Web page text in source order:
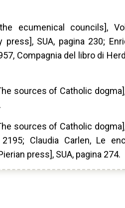
ecumenical councils],
SUA, pagina 230;
Compagnia del libro di
sources of Catholic
sources of Catholic
Claudia Carlen, Le
press], SUA, pagina 274.